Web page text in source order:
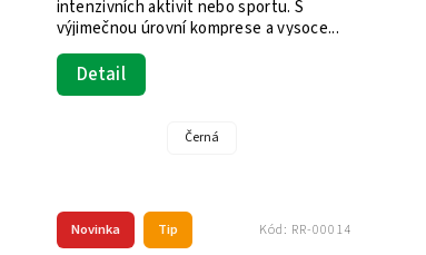
Detail
intenzivních aktivit nebo sportu. S
výjimečnou úrovní komprese a vysoce...
Černá
Novinka Tip Kód: RR-00014